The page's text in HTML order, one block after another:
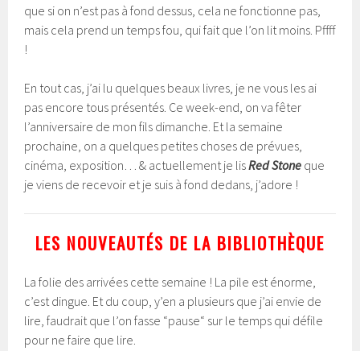
que si on n’est pas à fond dessus, cela ne fonctionne pas,
mais cela prend un temps fou, qui fait que l’on lit moins. Pffff
!
En tout cas, j’ai lu quelques beaux livres, je ne vous les ai
pas encore tous présentés. Ce week-end, on va fêter
l’anniversaire de mon fils dimanche. Et la semaine
prochaine, on a quelques petites choses de prévues,
cinéma, exposition… & actuellement je lisRed Stone que
je viens de recevoir et je suis à fond dedans, j’adore !
LES NOUVEAUTÉS DE LA BIBLIOTHÈQUE
La folie des arrivées cette semaine ! La pile est énorme,
c’est dingue. Et du coup, y’en a plusieurs que j’ai envie de
lire, faudrait que l’on fasse “pause“ sur le temps qui défile
pour ne faire que lire.